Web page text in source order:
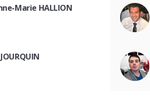
Marie HALLION